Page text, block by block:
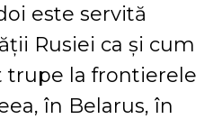
este servită
Rusiei ca şi cum
trupe la frontierele
în Belarus, în